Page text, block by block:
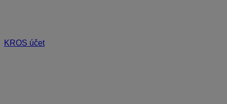
KROS účet